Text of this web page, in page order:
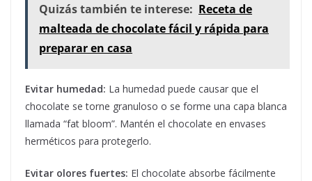
Quizás también te interese: Receta de
malteada de chocolate fácil y rápida para
preparar en casa
Evitar humedad: La humedad puede causar que el
chocolate se torne granuloso o se forme una capa blanca
llamada “fat bloom”. Mantén el chocolate en envases
herméticos para protegerlo.
Evitar olores fuertes: El chocolate absorbe fácilmente